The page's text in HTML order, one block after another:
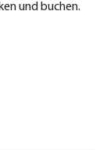
und buchen.